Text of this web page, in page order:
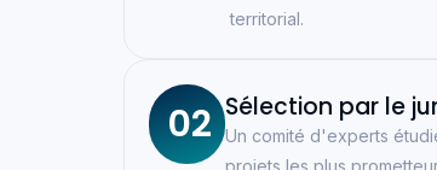
territorial.
02 Sélection par le
Un comité d'experts
projets les plus